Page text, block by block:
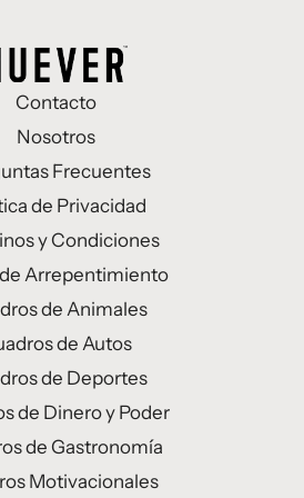
Contacto
Nosotros
Frecuentes
de Privacidad
y Condiciones
Arrepentimiento
de Animales
de Autos
de Deportes
de Dinero y Poder
de Gastronomía
Motivacionales